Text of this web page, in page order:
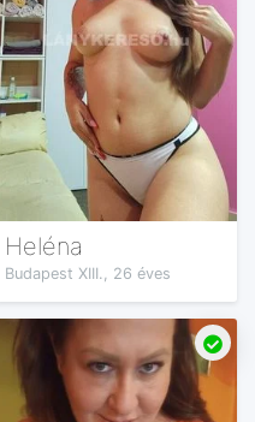
Heléna
Budapest XIII., 26 éves